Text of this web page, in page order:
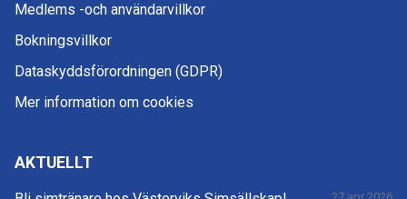
Medlems -och användarvillkor
Bokningsvillkor
Dataskyddsförordningen (GDPR)
Mer information om cookies
AKTUELLT